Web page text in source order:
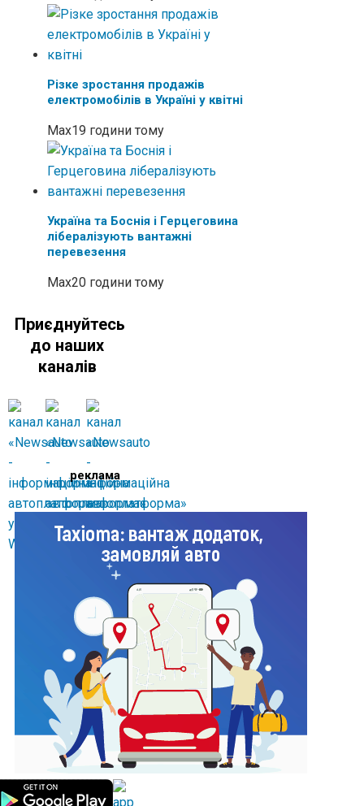
Різке зростання продажів
електромобілів в Україні у квітні
Max19 години тому
Україна та Боснія і Герцеговина
лібералізують вантажні
перевезення
Max20 години тому
Приєднуйтесь
до наших
каналів
реклама